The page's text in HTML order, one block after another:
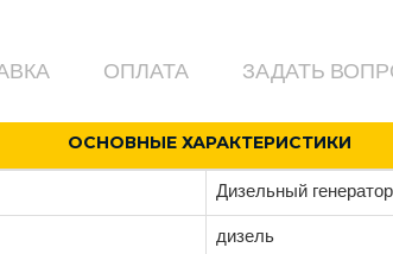
ОПЛАТА ЗАДАТЬ
ОСНОВНЫЕ ХАРАКТЕРИСТИКИ
Дизельный
дизель